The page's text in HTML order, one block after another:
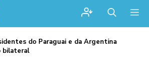
do Paraguai e da Argentina
bilateral